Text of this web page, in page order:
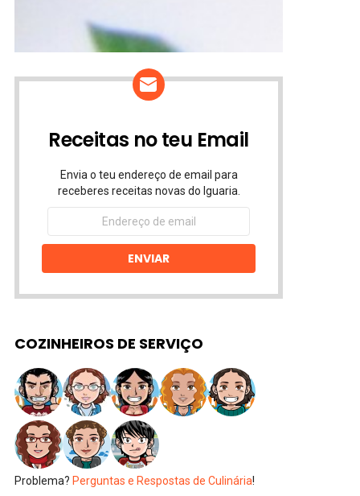
Receitas no teu Email
Envia o teu endereço de email para
receberes receitas novas do Iguaria.
Endereço
email
ENVIAR
COZINHEIROS DE SERVIÇO
Problema? Perguntas e Respostas de Culinária!